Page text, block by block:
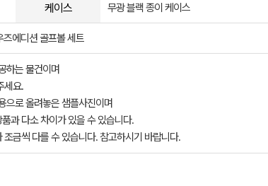
케이스 무광 블랙 종이 케이스
에디션 골프볼 세트
하는 물건이며
세요.
으로 올려놓은 샘플사진이며
과 다소 차이가 있을 수 있습니다.
금씩 다를 수 있습니다. 참고하시기 바랍니다.